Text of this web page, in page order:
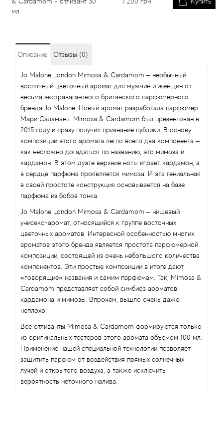
мл
Описание Отзывы (0)
Jo Malone London Mimosa & Cardamom – необычный
восточный цветочный аромат для мужчин и женщин от
весьма экстравагантного британского парфюмерного
бренда Jo Malone. Новый аромат разработала парфюмер
Мари Саламань. Mimosa & Cardamom был презентован в
2015 году и сразу получил признание публики. В основу
композиции этого аромата легло всего два компонента –
как несложно догадаться по названию, это мимоза и
кардамон. В этом дуэте верхние ноты играет кардамон, а
в сердце парфюма проявляется мимоза. И эта гениальная
в своей простоте конструкция основывается на базе
парфюма из бобов тонка.
Jo Malone London Mimosa & Cardamom – нишевый
унисекс-аромат, относящийся к группе восточных
цветочных ароматов. Интересной особенностью многих
ароматов этого бренда является простота парфюмерной
композиции, состоящей из очень небольшого количества
компонентов. Эти простые композиции в итоге дают
«говорящие» названия и самим парфюмам. Так, Mimosa &
Cardamom представляет собой симбиоз ароматов
кардамона и мимозы. Впрочем, вышло очень даже
неплохо!
Все отливанты Mimosa & Cardamom формируются только
из оригинальных тестеров этого аромата объемом 100 мл.
Применение нашей специальной технологии позволяет
защитить парфюм от воздействия прямых солнечных
лучей и открытого воздуха, а также исключить
вероятность неточного налива.